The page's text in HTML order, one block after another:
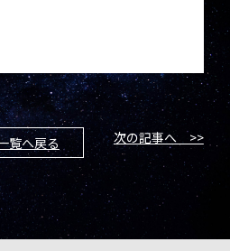
覧へ戻る 次の記事へ >>